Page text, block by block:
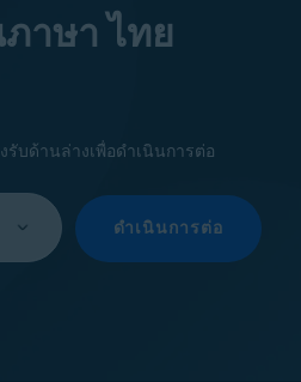
าษา ไทย
รับด้านล่างเพื่อดำเนินการต่อ
ดำเนินการต่อ